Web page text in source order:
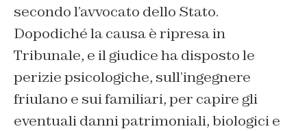
secondo l’avvocato dello Stato.
Dopodiché la causa è ripresa in
Tribunale, e il giudice ha disposto le
perizie psicologiche, sull’ingegnere
friulano e sui familiari, per capire gli
eventuali danni patrimoniali, biologici e